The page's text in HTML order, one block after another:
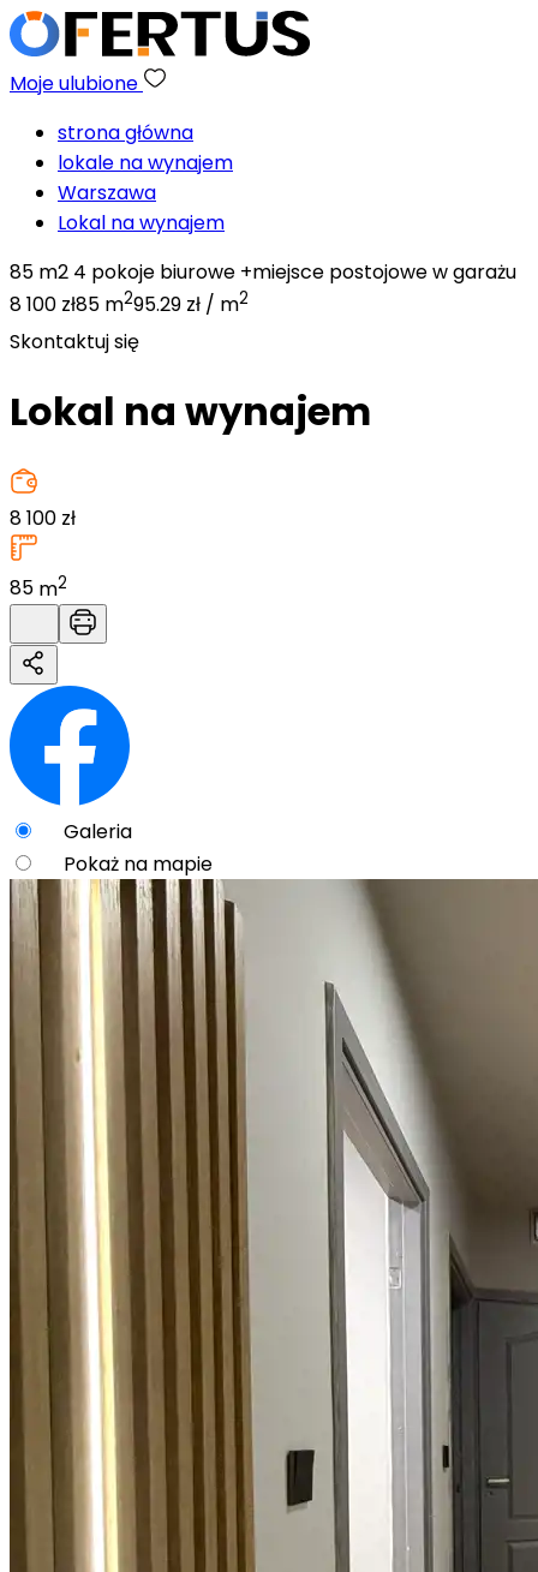
Moje ulubione
strona główna
lokale na wynajem
Warszawa
Lokal na wynajem
85 m2 4 pokoje biurowe +miejsce postojowe w garażu
8 100 zł85 m295.29 zł / m2
Skontaktuj się
Lokal na wynajem
8 100 zł
85 m2
Galeria
Pokaż na mapie